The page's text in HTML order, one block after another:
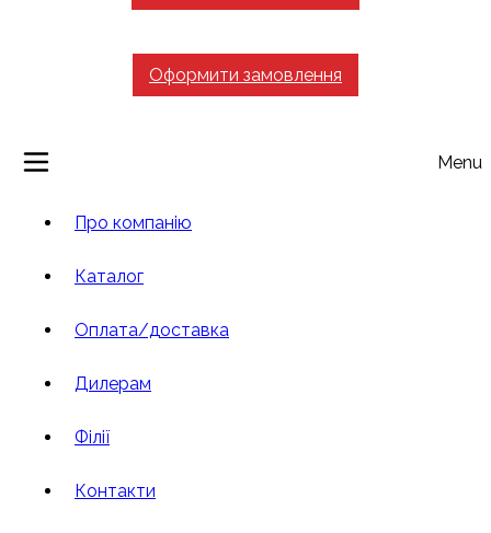
Оформити замовлення
Menu
Про компанію
Каталог
Оплата/доставка
Дилерам
Філії
Контакти